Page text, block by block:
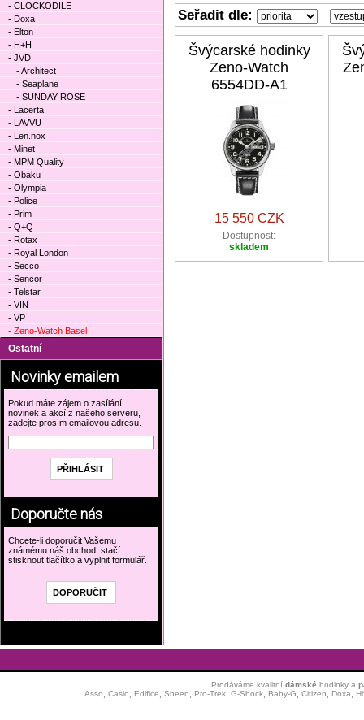
Seřadit dle:
Švýcarské hodinky
Zeno-Watch
6554DD-A1
15 550 CZK
Dostupnost:
skladem
- CLOCKODILE
- Doxa
- Elton
- H+H
- JVD
- Architect
- Seaplane
- SUNDAY ROSE
- Lacerta
- LAVVU
- Len.nox
- Minet
- MPM Quality
- Obaku
- Olympia
- Police
- Prim
- Q+Q
- Rotax
- Royal London
- Secco
- Sencor
- Telstar
- VIN
- VP
- Zeno-Watch Basel
Ostatní
Novinky emailem
Pokud máte zájem o zasílání
novinek a akcí z našeho serveru,
zadejte prosím emailovou adresu.
Doporučte nás
Chcete-li doporučit Vašemu
známému náš obchod, stačí
stisknout tlačítko a vyplnit formulář.
Prodáváme kvalitní dámské hodinkya
Asso
Casio Edifice Sheen Pro-Trek, G-Shock, Baby-G Citizen Doxa